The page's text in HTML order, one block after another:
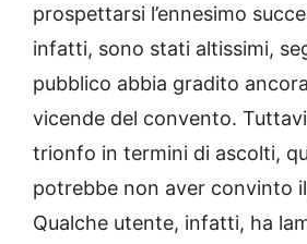
prospettarsi l’ennesimo
infatti, sono stati altissimi,
pubblico abbia gradito
vicende del convento.
trionfo in termini di ascolti,
potrebbe non aver convinto
Qualche utente, infatti, ha